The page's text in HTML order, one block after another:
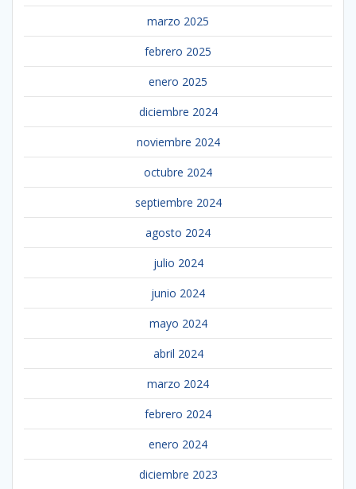
marzo 2025
febrero 2025
enero 2025
diciembre 2024
noviembre 2024
octubre 2024
septiembre 2024
agosto 2024
julio 2024
junio 2024
mayo 2024
abril 2024
marzo 2024
febrero 2024
enero 2024
diciembre 2023